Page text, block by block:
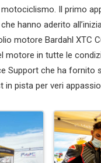
Il primo
hanno aderito
motore Bardahl XTC
motore in tutte le
Support che ha fornito
pista per veri